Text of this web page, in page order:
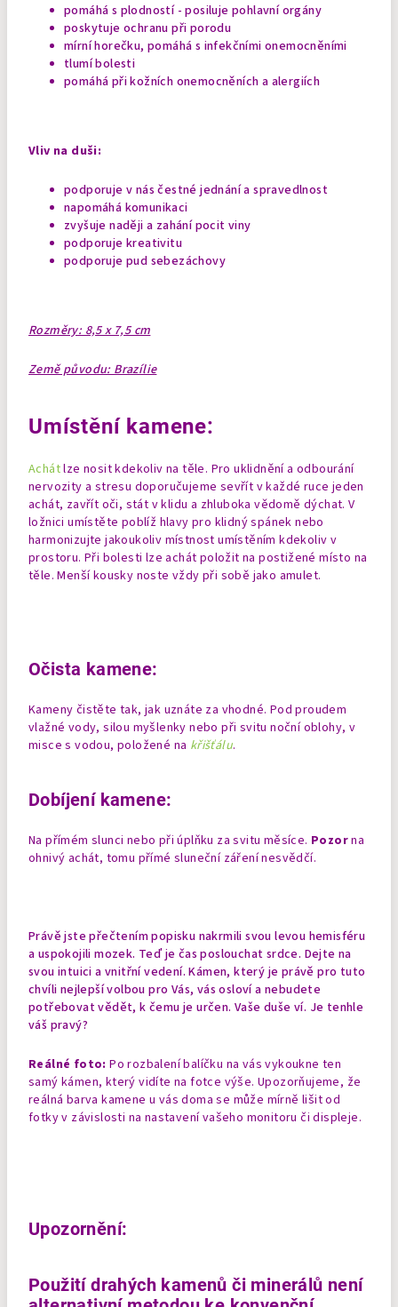
pomáhá s plodností - posiluje pohlavní orgány
poskytuje ochranu při porodu
mírní horečku, pomáhá s infekčními onemocněními
tlumí bolesti
pomáhá při kožních onemocněních a alergiích
Vliv na duši:
podporuje v nás čestné jednání a spravedlnost
napomáhá komunikaci
zvyšuje naději a zahání pocit viny
podporuje kreativitu
podporuje pud sebezáchovy
Rozměry: 8,5 x 7,5 cm
Země původu: Brazílie
Umístění kamene:
Achátlze nosit kdekoliv na těle. Pro uklidnění a odbourání
nervozity a stresu doporučujeme sevřít v každé ruce jeden
achát, zavřít oči, stát v klidu a zhluboka vědomě dýchat. V
ložnici umístěte poblíž hlavy pro klidný spánek nebo
harmonizujte jakoukoliv místnost umístěním kdekoliv v
prostoru. Při bolesti lze achát položit na postižené místo na
těle.Menší kousky noste vždy při sobě jako amulet.
Očista kamene:
Kameny čistěte tak, jak uznáte za vhodné. Pod proudem
vlažné vody, silou myšlenky nebo při svitu noční oblohy, v
misce s vodou, položené na křišťálu.
Dobíjení kamene:
Na přímém slunci nebo při úplňku za svitu měsíce. Pozorna
ohnivý achát, tomu přímé sluneční záření nesvědčí.
Právě jste přečtením popisku nakrmili svou levou hemisféru
a uspokojili mozek. Teď je čas poslouchat srdce. Dejte na
svou intuici a vnitřní vedení. Kámen, který je právě pro tuto
chvíli nejlepší volbou pro Vás, vás osloví a nebudete
potřebovat vědět, k čemu je určen. Vaše duše ví. Je tenhle
váš pravý?
Reálné foto: Po rozbalení balíčku na vás vykoukne ten
samý kámen, který vidíte na fotce výše. Upozorňujeme, že
reálná barva kamene u vás doma se může mírně lišit od
fotky v závislosti na nastavení vašeho monitoru či displeje.
Upozornění:
Použití drahých kamenů či minerálů není